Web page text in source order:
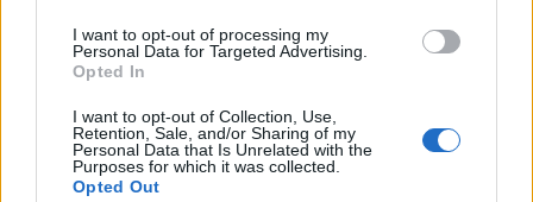
I want to opt-out of processing my
Personal Data for Targeted Advertising.
Opted In
I want to opt-out of Collection, Use,
Retention, Sale, and/or Sharing of my
Personal Data that Is Unrelated with the
Purposes for which it was collected.
Opted Out
Keira Knightley és James Righton a párizsi divathéten
Northfoto